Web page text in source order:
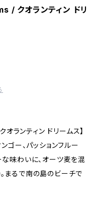
クオランティン ドリ
ンティン ドリームス】
ー、パッションフルー
な味わいに、オーツ麦を混
まるで南の島のビーチで